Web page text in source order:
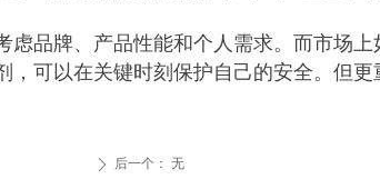
品牌、产品性能和个人需求。而市场
可以在关键时刻保护自己的安全。但
ꄲ 后一个： 无